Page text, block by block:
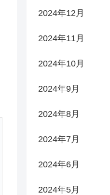
2024年12月
2024年11月
2024年10月
2024年9月
2024年8月
2024年7月
2024年6月
2024年5月